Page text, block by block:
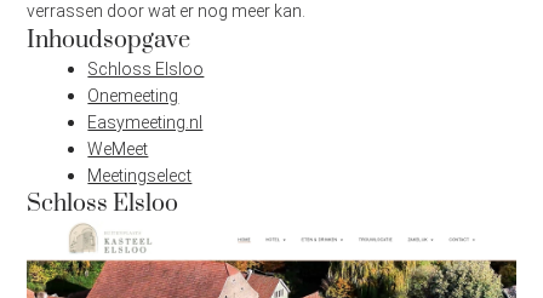
verrassen door wat er nog meer kan.
Inhoudsopgave
Schloss Elsloo
Onemeeting
Easymeeting.nl
WeMeet
Meetingselect
Schloss Elsloo